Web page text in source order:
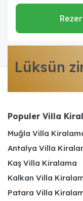
Lüksün
Populer Villa
Muğla Villa
Antalya Villa
Kaş Villa Kiralama
Kalkan Villa
Patara Villa